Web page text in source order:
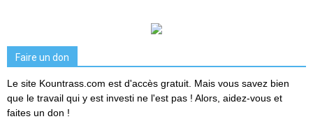
Faire un don
Le site Kountrass.com est d'accès gratuit. Mais vous savez bien
que le travail qui y est investi ne l'est pas ! Alors, aidez-vous et
faites un don !